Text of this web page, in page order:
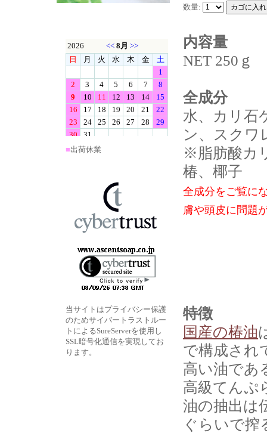
■出荷休業
当サイトはプライバシー保護
のためサイバートラストルー
トによるSureServerを使用し
SSL暗号化通信を実現してお
ります。
数量:
内容量
NET 250ｇ
全成分
水、カリ石
ン、スクワ
※脂肪酸カ
椿、椰子
全成分をご覧に
膚や頭皮に問題
特徴
国産の椿油
で構成され
高い油であ
高級てんぷ
油の抽出は
ぐらいで搾